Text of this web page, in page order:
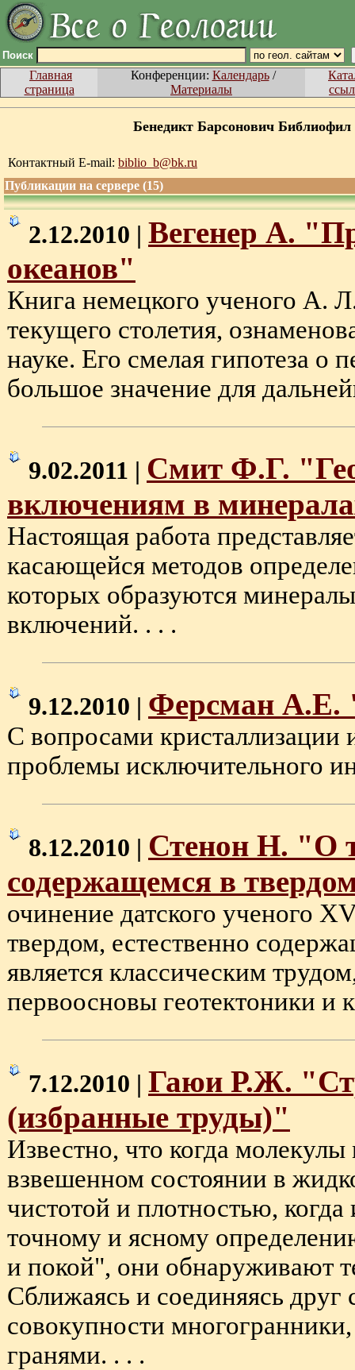
Поиск
Главная
страница
Конференции: Календарь/
Материалы
Бенедикт Барсонович Библиофил
Контактный E-mail: biblio_b@bk.ru
Публикации на сервере (15)
2.12.2010 | Вегенер А.
океанов"
Книга немецкого ученого А.
текущего столетия,
науке. Его смелая гипотеза о
большое значение для
9.02.2011 | Смит Ф.Г.
включениям в
Настоящая работа
касающейся методов
которых образуются
включений. . . .
9.12.2010 | Ферсман А.Е.
С вопросами кристаллизации
проблемы исключительного
8.12.2010 | Стенон Н. "О
содержащемся в
очинение датского ученого
твердом, естественно
является классическим
первоосновы геотектоники и
7.12.2010 | Гаюи Р.Ж.
(избранные труды)"
Известно, что когда
взвешенном состоянии в
чистотой и плотностью, когда
точному и ясному
и покой", они обнаруживают
Сближаясь и соединяясь
совокупности
гранями. . . .